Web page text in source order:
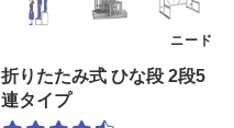
折りたたみ式 ひな段 2段5
連タイプ
ニード